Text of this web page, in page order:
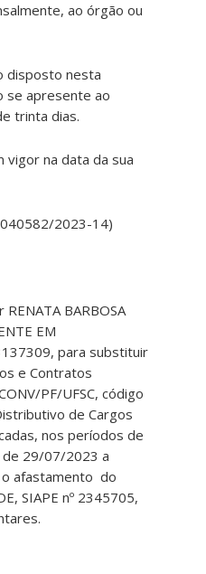
ao órgão ou
disposto nesta
se apresente ao
trinta dias.
vigor na data da sua
2023-14)
BARBOSA
EM
para substituir
e Contratos
PF/UFSC, código
de Cargos
nos períodos de
29/07/2023 a
afastamento do
SIAPE nº 2345705,